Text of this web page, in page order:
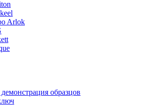
Arlok
образцов